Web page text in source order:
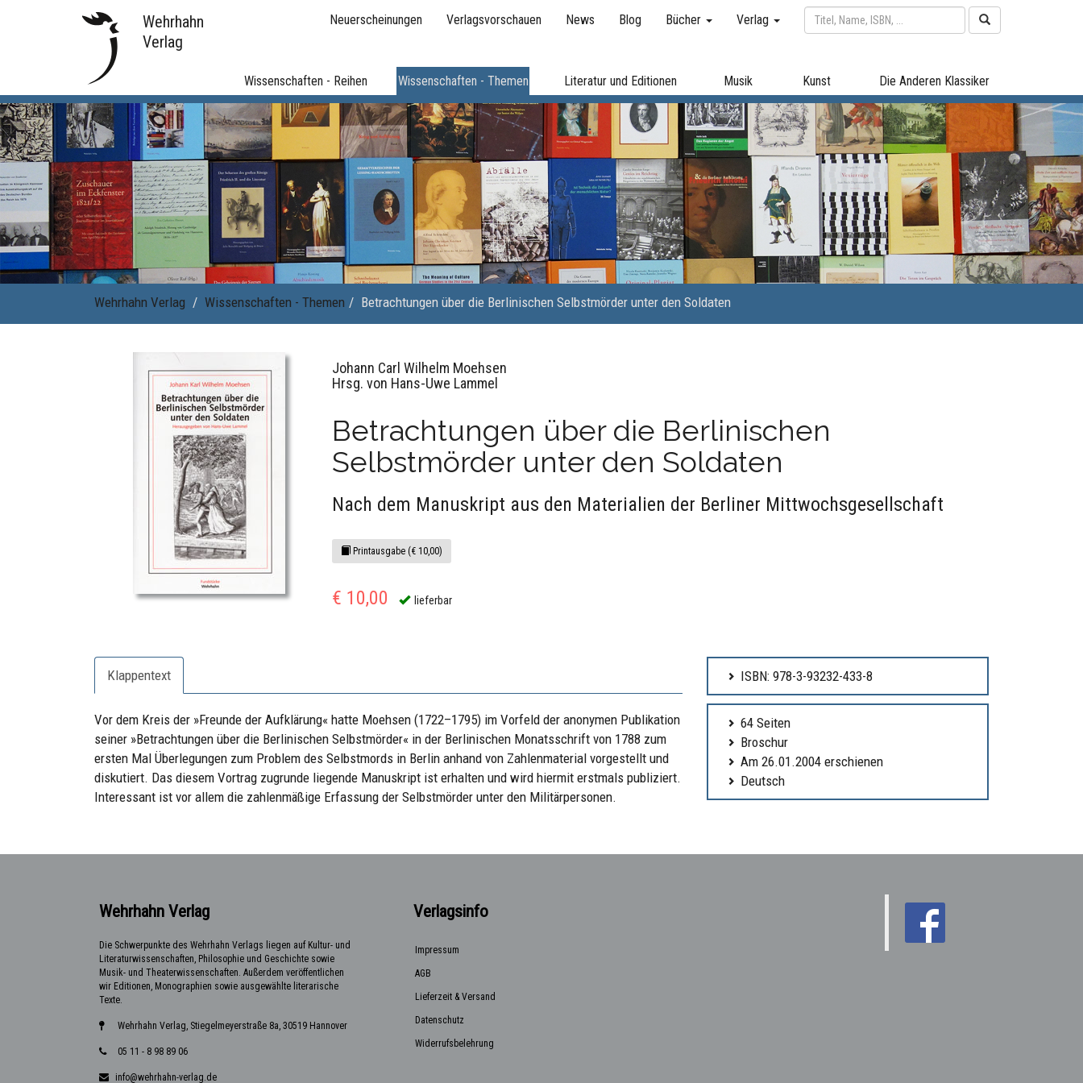
Wehrhahn
Verlag
Neuerscheinungen Verlagsvorschauen News Blog Bücher Verlag
Wissenschaften - Reihen Wissenschaften - Themen Literatur und Editionen Musik Kunst Die Anderen Klassiker
Wehrhahn Verlag Wissenschaften - Themen Betrachtungen über die Berlinischen Selbstmörder unter den Soldaten
Johann Carl Wilhelm Moehsen
Hrsg. von Hans-Uwe Lammel
Betrachtungen über die Berlinischen
Selbstmörder unter den Soldaten
Nach dem Manuskript aus den Materialien der Berliner Mittwochsgesellschaft
Printausgabe (€ 10,00)
€ 10,00 lieferbar
Klappentext
Vor dem Kreis der »Freunde der Aufklärung« hatte Moehsen (1722–1795) im Vorfeld der anonymen Publikation
seiner »Betrachtungen über die Berlinischen Selbstmörder« in der Berlinischen Monatsschrift von 1788 zum
ersten Mal Überlegungen zum Problem des Selbstmords in Berlin anhand von Zahlenmaterial vorgestellt und
diskutiert. Das diesem Vortrag zugrunde liegende Manuskript ist erhalten und wird hiermit erstmals publiziert.
Interessant ist vor allem die zahlenmäßige Erfassung der Selbstmörder unter den Militärpersonen.
ISBN: 978-3-93232-433-8
64 Seiten
Broschur
Am 26.01.2004 erschienen
Deutsch
Wehrhahn Verlag
Die Schwerpunkte des Wehrhahn Verlags liegen auf Kultur- und
Literaturwissenschaften, Philosophie und Geschichte sowie
Musik- und Theaterwissenschaften. Außerdem veröffentlichen
wir Editionen, Monographien sowie ausgewählte literarische
Texte.
Wehrhahn Verlag, Stiegelmeyerstraße 8a, 30519 Hannover
05 11 - 8 98 89 06
info@wehrhahn-verlag.de
Verlagsinfo
Impressum
AGB
Lieferzeit & Versand
Datenschutz
Widerrufsbelehrung